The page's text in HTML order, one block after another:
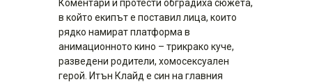
Коментари и протести обградиха сюжета,
в който екипът е поставил лица, които
рядко намират платформа в
анимационното кино – трикрако куче,
разведени родители, хомосексуален
герой. Итън Клайд е син на главния